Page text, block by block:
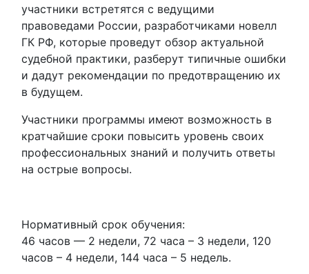
участники встретятся с ведущими
правоведами России, разработчиками новелл
ГК РФ, которые проведут обзор актуальной
судебной практики, разберут типичные ошибки
и дадут рекомендации по предотвращению их
в будущем.
Участники программы имеют возможность в
кратчайшие сроки повысить уровень своих
профессиональных знаний и получить ответы
на острые вопросы.
Нормативный срок обучения:
46 часов — 2 недели, 72 часа – 3 недели, 120
часов – 4 недели, 144 часа – 5 недель.